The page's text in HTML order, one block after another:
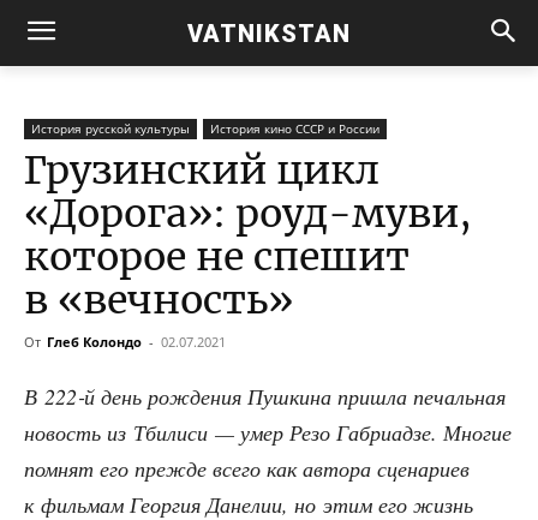
VATNIKSTAN
История русской культуры История кино СССР и России
Грузинский цикл
«Дорога»: роуд-муви,
которое не спешит
в «вечность»
От Глеб Колондо - 02.07.2021
В 222‑й день рож­де­ния Пуш­ки­на при­шла печаль­ная
новость из Тби­ли­си — умер Резо Габ­ри­ад­зе. Мно­гие
пом­нят его преж­де все­го как авто­ра сце­на­ри­ев
к филь­мам Геор­гия Дане­лии, но этим его жизнь